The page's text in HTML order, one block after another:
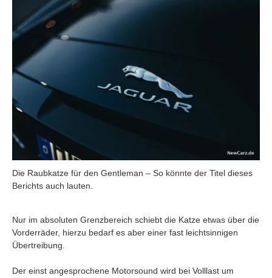
Die Raubkatze für den Gentleman – So könnte der Titel dieses
Berichts auch lauten.
Nur im absoluten Grenzbereich schiebt die Katze etwas über die
Vorderräder, hierzu bedarf es aber einer fast leichtsinnigen
Übertreibung.
Der einst angesprochene Motorsound wird bei Volllast um